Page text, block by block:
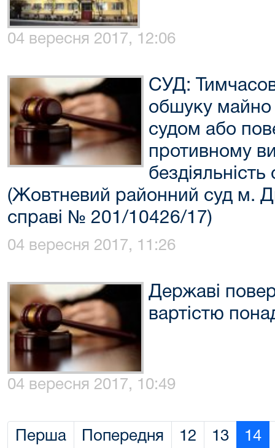
04 вересня 2017, 12:06
СУД:
обшуку майно
судом або
противному
(Жовтневий районний суд м.
справі № 201/10426/17)
04 вересня 2017, 11:26
Державі
вартістю
04 вересня 2017, 10:49
Перша Попередня 12 13 14